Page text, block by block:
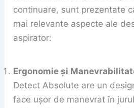
continuare, sunt prezentate
mai relevante aspecte ale
aspirator:
Ergonomie și
Detect Absolute are un
face ușor de manevrat în